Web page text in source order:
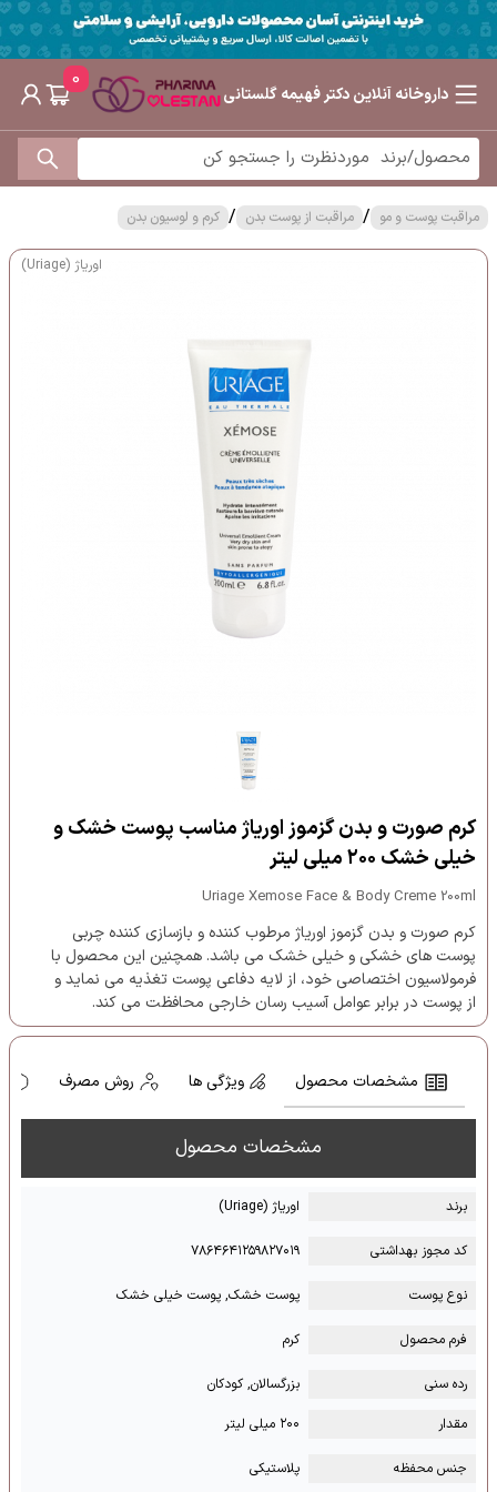
داروخانه آنلاین دکتر فهیمه گلستانی
0
مراقبت پوست و مو / مراقبت از پوست بدن / کرم و لوسیون بدن
اوریاژ (Uriage)
کرم صورت و بدن گزموز اوریاژ مناسب پوست خشک و
خیلی خشک ۲۰۰ میلی لیتر
Uriage Xemose Face & Body Creme 200ml
کرم صورت و بدن گزموز اوریاژ مرطوب کننده و بازسازی کننده چربی
پوست های خشکی و خیلی خشک می باشد. همچنین این محصول با
فرمولاسیون اختصاصی خود، از لایه دفاعی پوست تغذیه می نماید و
از پوست در برابر عوامل آسیب رسان خارجی محافظت می کند.
مشخصات محصول ویژگی ها روش مصرف
مشخصات محصول
برند اوریاژ (Uriage)
کد مجوز بهداشتی ۷۸۶۴۶۴۱۲۵۹۸۲۷۰۱۹
نوع پوست پوست خشک, پوست خیلی خشک
فرم محصول کرم
رده سنی
بزرگسالان, کودکان
مقدار
۲۰۰ میلی لیتر
جنس محفظه پلاستیکی